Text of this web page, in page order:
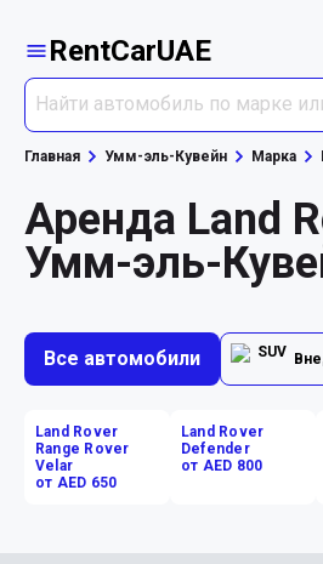
RentCarUAE
Главная Умм-эль-Кувейн Марка
Аренда Land
Умм-эль-
Все автомобили
Land Rover
Range Rover
Velar
от AED 650
Land Rover
Defender
от AED 800